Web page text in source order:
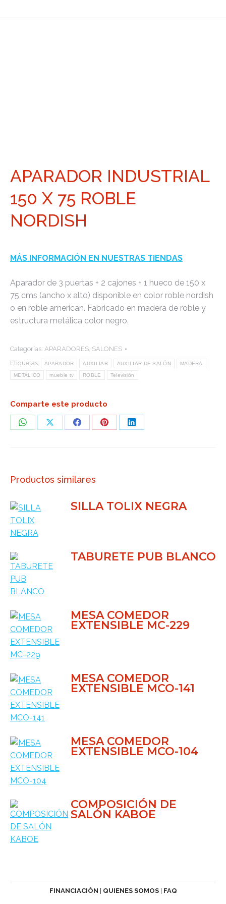
APARADOR INDUSTRIAL
150 X 75 ROBLE
NORDISH
MÁS INFORMACIÓN EN NUESTRAS TIENDAS
Aparador de 3 puertas + 2 cajones + 1 hueco de 150 x
75 cms (ancho x alto) disponible en color roble nordish
o en roble american. Fabricado en madera de roble y
estructura metálica color negro.
Categorías: APARADORES, SALONES
Etiquetas:
APARADOR AUXILIAR AUXILIAR DE SALÓN MADERA
METALICO mueble tv ROBLE Televisión
Comparte este producto
Share
Share
Share
Share
Share
Productos similares
SILLA TOLIX NEGRA
TABURETE PUB BLANCO
MESA COMEDOR
EXTENSIBLE MC-229
MESA COMEDOR
EXTENSIBLE MCO-141
MESA COMEDOR
EXTENSIBLE MCO-104
COMPOSICIÓN DE
SALÓN KABOE
FINANCIACIÓN QUIENES SOMOS| FAQ